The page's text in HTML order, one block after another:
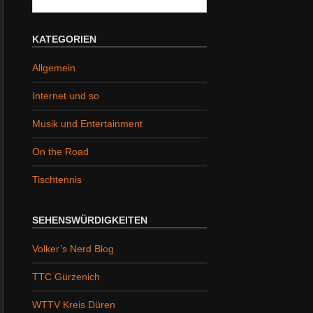
KATEGORIEN
Allgemein
Internet und so
Musik und Entertainment
On the Road
Tischtennis
SEHENSWÜRDIGKEITEN
Volker’s Nerd Blog
TTC Gürzenich
WTTV Kreis Düren